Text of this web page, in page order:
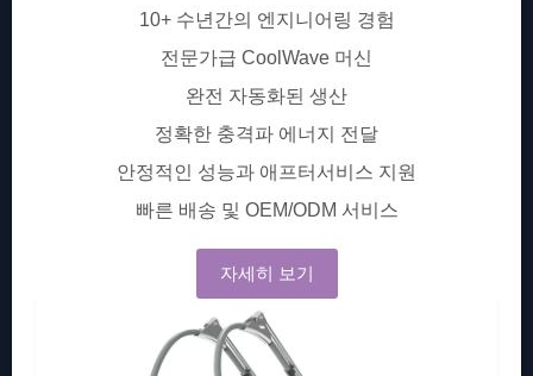
10+ 수년간의 엔지니어링 경험
전문가급 CoolWave 머신
완전 자동화된 생산
정확한 충격파 에너지 전달
안정적인 성능과 애프터서비스 지원
빠른 배송 및 OEM/ODM 서비스
자세히 보기